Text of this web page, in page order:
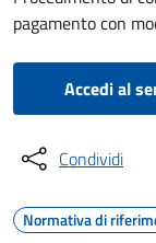
pagamento con
Accedi al
Condividi
Normativa di